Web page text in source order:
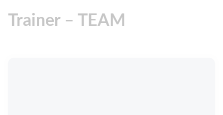
Trainer – TEAM